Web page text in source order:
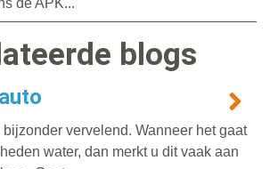
de APK...
blogs
vervelend. Wanneer het gaat
water, dan merkt u dit vaak aan